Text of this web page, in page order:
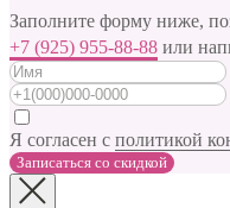
Заполните форму ниже,
+7 (925) 955-88-88 или
Я согласен с политикой
Записаться cо скидкой